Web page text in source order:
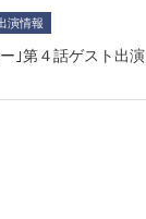
演情報
｣第４話ゲスト出演